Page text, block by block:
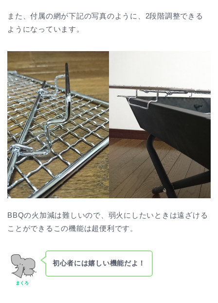
また、付属の網が下記の写真のように、2段階調整できる
ようになっています。
BBQの火加減は難しいので、弱火にしたいときは遠ざける
ことができるこの機能は超便利です。
まくろ
初心者には嬉しい機能だよ！